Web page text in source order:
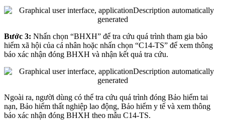
Bước 3: Nhấn chọn “BHXH” để tra cứu quá trình tham gia bảo
hiểm xã hội của cá nhân hoặc nhấn chọn “C14-TS” để xem thông
báo xác nhận đóng BHXH và nhận kết quả tra cứu.
Ngoài ra, người dùng có thể tra cứu quá trình đóng Bảo hiểm tai
nạn, Bảo hiểm thất nghiệp lao động, Bảo hiểm y tế và xem thông
báo xác nhận đóng BHXH theo mẫu C14-TS.